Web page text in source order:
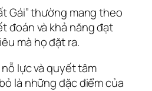
Gái” thường mang theo
đoán và khả năng đạt
mà họ đặt ra.
lực và quyết tâm
là những đặc điểm của